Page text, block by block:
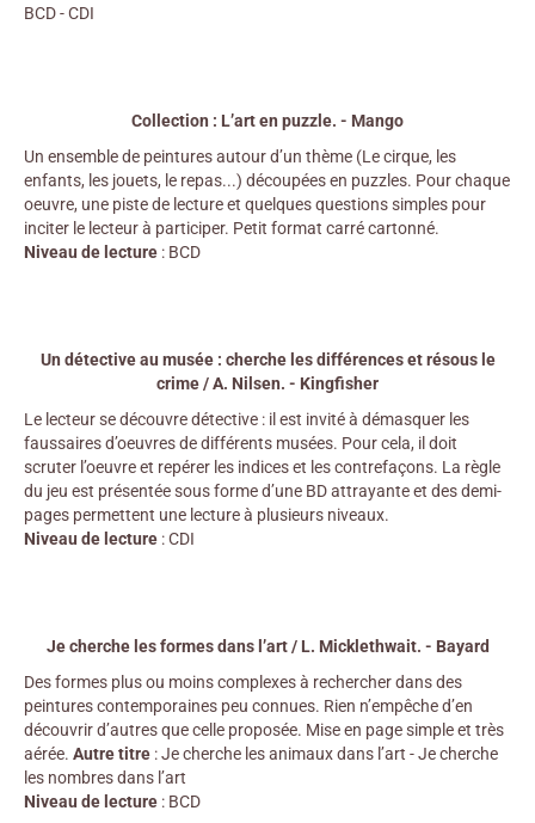
BCD - CDI
Collection : L’art en puzzle. - Mango
Un ensemble de peintures autour d’un thème (Le cirque, les
enfants, les jouets, le repas...) découpées en puzzles. Pour chaque
oeuvre, une piste de lecture et quelques questions simples pour
inciter le lecteur à participer. Petit format carré cartonné.
Niveau de lecture : BCD
Un détective au musée : cherche les différences et résous le
crime / A. Nilsen. - Kingfisher
Le lecteur se découvre détective : il est invité à démasquer les
faussaires d’oeuvres de différents musées. Pour cela, il doit
scruter l’oeuvre et repérer les indices et les contrefaçons. La règle
du jeu est présentée sous forme d’une BD attrayante et des demi-
pages permettent une lecture à plusieurs niveaux.
Niveau de lecture : CDI
Je cherche les formes dans l’art / L. Micklethwait. - Bayard
Des formes plus ou moins complexes à rechercher dans des
peintures contemporaines peu connues. Rien n’empêche d’en
découvrir d’autres que celle proposée. Mise en page simple et très
aérée. Autre titre : Je cherche les animaux dans l’art - Je cherche
les nombres dans l’art
Niveau de lecture : BCD